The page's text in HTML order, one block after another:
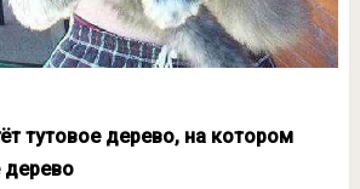
тутовое дерево, на котором
дерево